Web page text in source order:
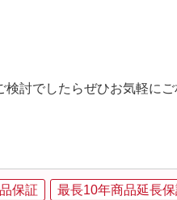
討でしたらぜひお気軽にご
保証 最長10年商品延長保